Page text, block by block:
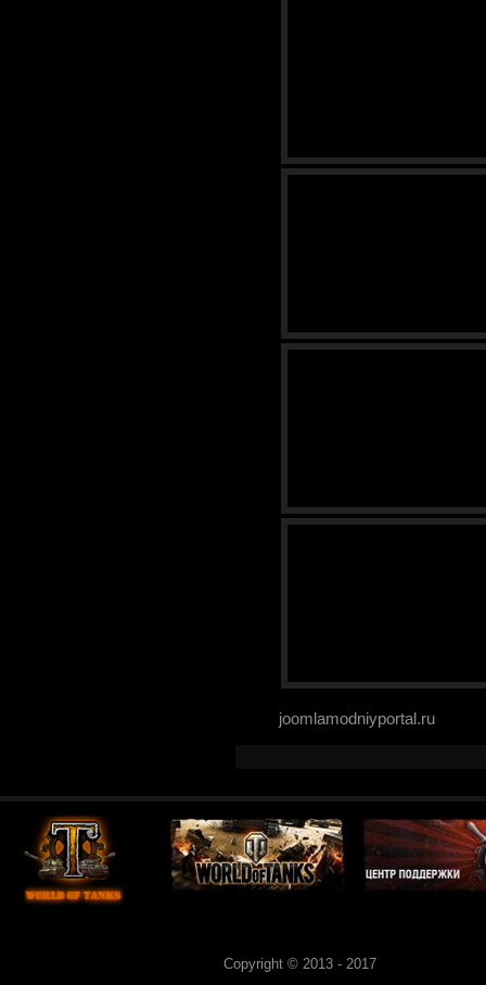
joomlamodniyportal.ru
Copyright © 2013 - 2017